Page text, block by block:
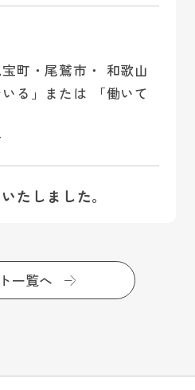
町・尾鷲市・ 和歌山
る」または 「働いて
たしました。
一覧へ